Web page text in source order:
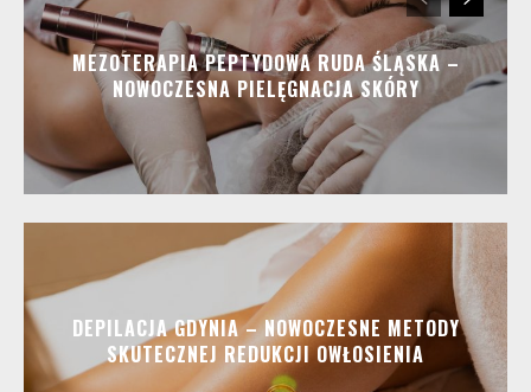
MEZOTERAPIA PEPTYDOWA RUDA ŚLĄSKA –
NOWOCZESNA PIELĘGNACJA SKÓRY
DEPILACJA GDYNIA – NOWOCZESNE METODY
SKUTECZNEJ REDUKCJI OWŁOSIENIA